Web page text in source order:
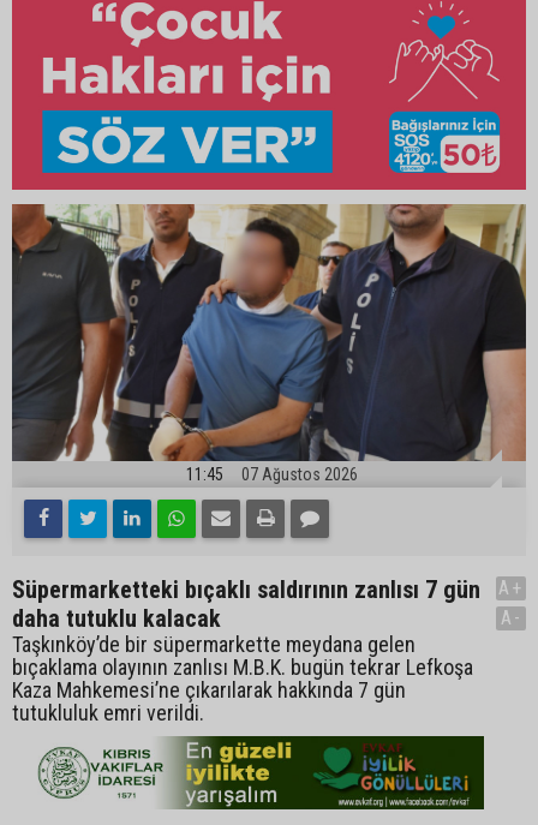
11:45 07 Ağustos 2026
Süpermarketteki bıçaklı saldırının zanlısı 7 gün
daha tutuklu kalacak
Taşkınköy’de bir süpermarkette meydana gelen
bıçaklama olayının zanlısı M.B.K. bugün tekrar Lefkoşa
Kaza Mahkemesi’ne çıkarılarak hakkında 7 gün
tutukluluk emri verildi.
A+
A-